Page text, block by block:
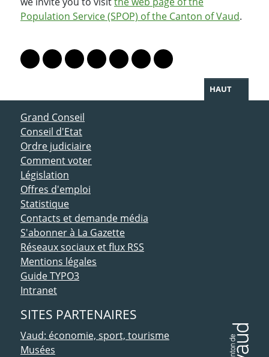
Population Service (SPOP) of the Canton of Vaud.
Lien vers le profil Mastodon
Lien vers le profil Bluesky
Lien vers le profil Instagram
Lien vers le profil Linkedin
Lien vers le profil Facebook
Lien vers le profil Twitter
Partager par WhatsApp
HAUT
ACCÈS DIRECT
Grand Conseil
Conseil d'Etat
Ordre judiciaire
Comment voter
Législation
Offres d'emploi
Statistique
Contacts et demande média
S'abonner à La Gazette
Réseaux sociaux et flux RSS
Mentions légales
Guide TYPO3
Intranet
SITES PARTENAIRES
Vaud: économie, sport, tourisme
Musées